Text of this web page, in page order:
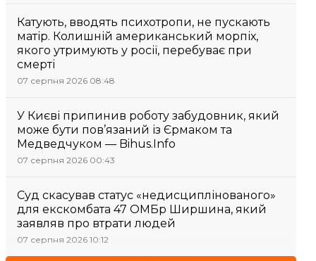
Катують, вводять психотропи, не пускають
матір. Колишній американський морпіх,
якого утримують у росії, перебуває при
смерті
07 серпня 2026 08:48
У Києві припинив роботу забудовник, який
може бути пов’язаний із Єрмаком та
Медведчуком — Bihus.Info
07 серпня 2026 00:43
Суд скасував статус «недисциплінованого»
для екскомбата 47 ОМБр Ширшина, який
заявляв про втрати людей
07 серпня 2026 10:12